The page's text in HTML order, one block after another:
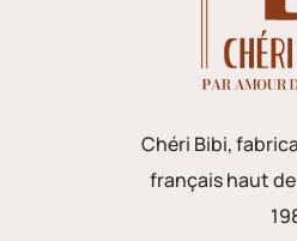
Chéri Bibi,
français haut